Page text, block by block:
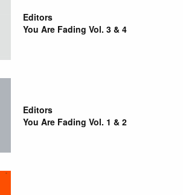
Editors
You Are Fading Vol. 3 & 4
Editors
You Are Fading Vol. 1 & 2